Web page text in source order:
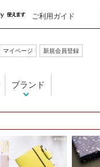
ご利用ガイド
マイページ 新規会員登録
ブランド